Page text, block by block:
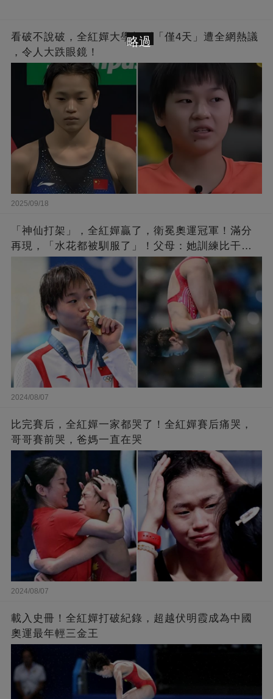
看破不說破，全紅嬋大學報到「僅4天」遭全網熱議
，令人大跌眼鏡！
2025/09/18
「神仙打架」，全紅嬋贏了，衛冕奧運冠軍！滿分
再現，「水花都被馴服了」！父母：她訓練比干農
活累百倍！陳芋汐惜敗，獲得銀牌
2024/08/07
比完賽后，全紅嬋一家都哭了！全紅嬋賽后痛哭，
哥哥賽前哭，爸媽一直在哭
2024/08/07
載入史冊！全紅嬋打破紀錄，超越伏明霞成為中國
奧運最年輕三金王
略過